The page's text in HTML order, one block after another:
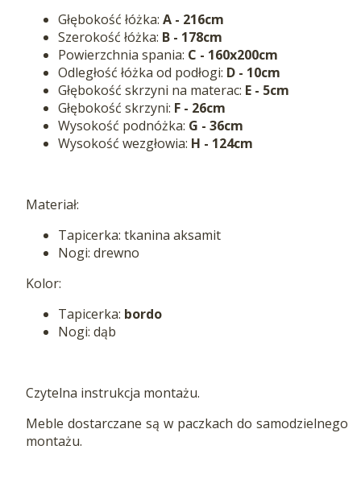
Głębokość łóżka: A - 216cm
Szerokość łóżka: B - 178cm
Powierzchnia spania: C - 160x200cm
Odległość łóżka od podłogi: D - 10cm
Głębokość skrzyni na materac: E - 5cm
Głębokość skrzyni: F - 26cm
Wysokość podnóżka: G - 36cm
Wysokość wezgłowia: H - 124cm
Materiał:
Tapicerka: tkanina aksamit
Nogi: drewno
Kolor:
Tapicerka: bordo
Nogi: dąb
Czytelna instrukcja montażu.
Meble dostarczane są w paczkach do samodzielnego
montażu.